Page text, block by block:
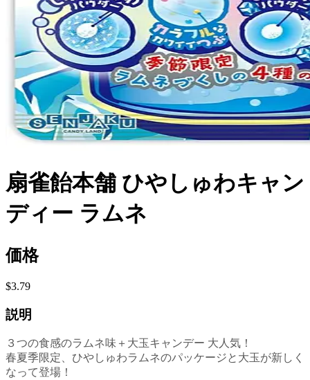
扇雀飴本舗 ひやしゅわキャン
ディー ラムネ
価格
$3.79
説明
３つの食感のラムネ味＋大玉キャンデー 大人気！
春夏季限定、ひやしゅわラムネのパッケージと大玉が新しく
なって登場！